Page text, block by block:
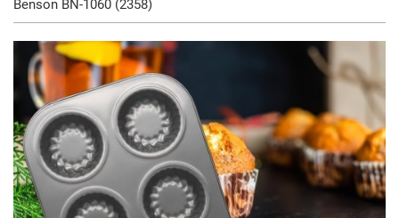
Benson BN-1060 (2358)